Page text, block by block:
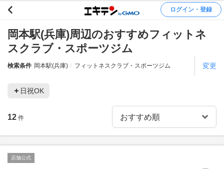
ログイン・登録
岡本駅(兵庫)周辺のおすすめフィットネ
スクラブ・スポーツジム
検索条件 岡本駅(兵庫) フィットネスクラブ・スポーツジム 変更
日祝OK
12 件
店舗公式